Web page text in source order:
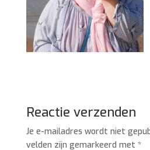
Reactie verzenden
Je e-mailadres wordt niet
velden zijn gemarkeerd met *